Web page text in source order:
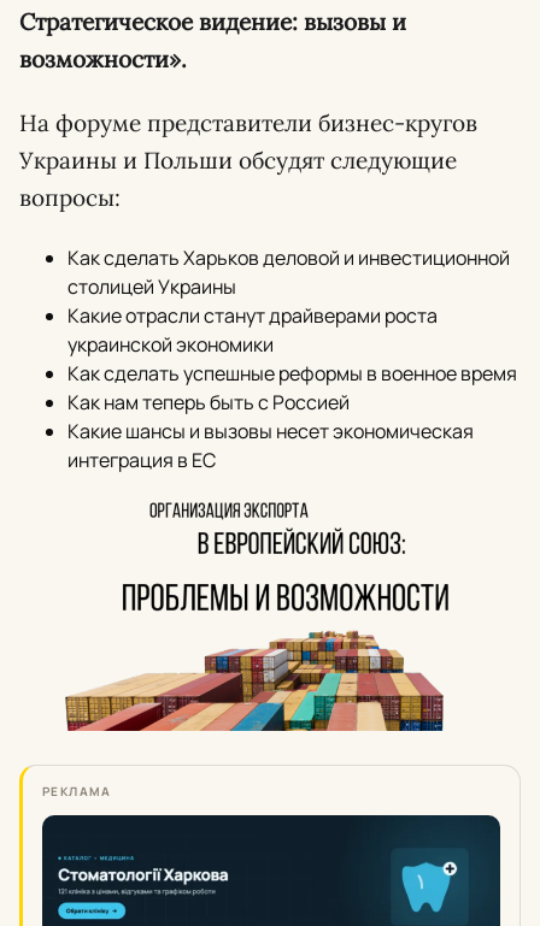
Стратегическое видение: вызовы и
возможности».
На форуме представители бизнес-кругов
Украины и Польши обсудят следующие
вопросы:
Как сделать Харьков деловой и инвестиционной
столицей Украины
Какие отрасли станут драйверами роста
украинской экономики
Как сделать успешные реформы в военное время
Как нам теперь быть с Россией
Какие шансы и вызовы несет экономическая
интеграция в ЕС
РЕКЛАМА